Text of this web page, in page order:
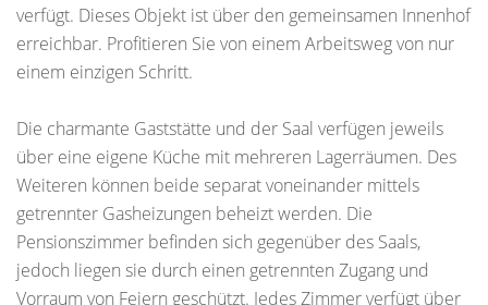
verfügt. Dieses Objekt ist über den gemeinsamen Innenhof
erreichbar. Profitieren Sie von einem Arbeitsweg von nur
einem einzigen Schritt.
Die charmante Gaststätte und der Saal verfügen jeweils
über eine eigene Küche mit mehreren Lagerräumen. Des
Weiteren können beide separat voneinander mittels
getrennter Gasheizungen beheizt werden. Die
Pensionszimmer befinden sich gegenüber des Saals,
jedoch liegen sie durch einen getrennten Zugang und
Vorraum von Feiern geschützt. Jedes Zimmer verfügt über